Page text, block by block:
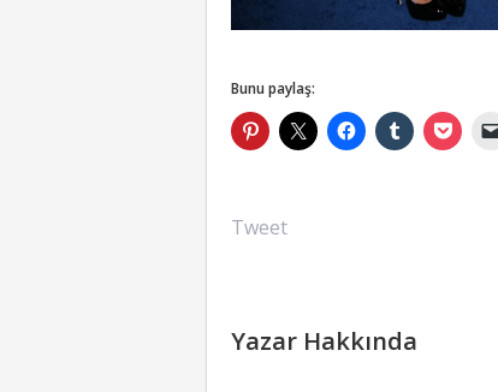
Bunu paylaş:
Tweet
Yazar Hakkında